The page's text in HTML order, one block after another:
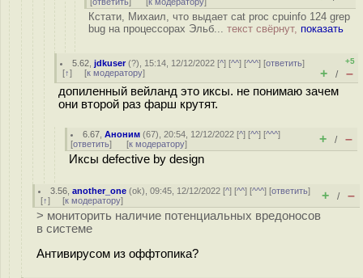
Кстати, Михаил, что выдает cat proc cpuinfo 124 grep
bug на процессорах Эльб... текст свёрнут, показать
5.62 ,jdkuser(?), 15:14, 12/12/2022 [^] [^^] [^^^] [ответить]
[↑] [к модератору]
+5
+ / –
допиленный вейланд это иксы. не понимаю зачем
они второй раз фарш крутят.
6.67 ,Аноним (67), 20:54, 12/12/2022 [^] [^^] [^^^]
[ответить] [к модератору] + / –
Иксы defective by design
3.56 ,another_one (ok), 09:45, 12/12/2022 [^] [^^] [^^^] [ответить]
[↑] [к модератору] + / –
> мониторить наличие потенциальных вредоносов
в системе
Антивирусом из оффтопика?